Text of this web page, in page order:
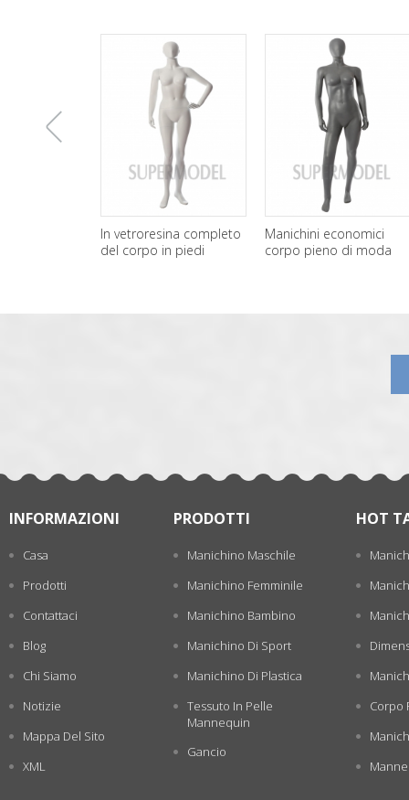
In vetroresina completo
del corpo in piedi
Manichini economici
corpo pieno di moda
INFORMAZIONI
Casa
Prodotti
Contattaci
Blog
Chi Siamo
Notizie
Mappa Del Sito
XML
PRODOTTI
Manichino Maschile
Manichino Femminile
Manichino Bambino
Manichino Di Sport
Manichino Di Plastica
Tessuto In Pelle
Mannequin
Gancio
HOT
Corpo